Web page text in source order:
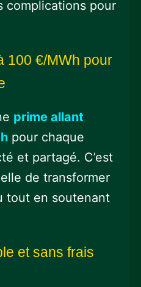
complications pour
100 €/MWh pour
prime allant
pour chaque
et partagé. C’est
de transformer
tout en soutenant
et sans frais